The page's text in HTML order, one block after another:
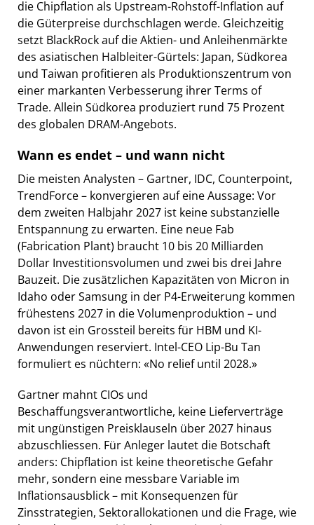
die Chipflation als Upstream-Rohstoff-Inflation auf
die Güterpreise durchschlagen werde. Gleichzeitig
setzt BlackRock auf die Aktien- und Anleihenmärkte
des asiatischen Halbleiter-Gürtels: Japan, Südkorea
und Taiwan profitieren als Produktionszentrum von
einer markanten Verbesserung ihrer Terms of
Trade. Allein Südkorea produziert rund 75 Prozent
des globalen DRAM-Angebots.
Wann es endet – und wann nicht
Die meisten Analysten – Gartner, IDC, Counterpoint,
TrendForce – konvergieren auf eine Aussage: Vor
dem zweiten Halbjahr 2027 ist keine substanzielle
Entspannung zu erwarten. Eine neue Fab
(Fabrication Plant) braucht 10 bis 20 Milliarden
Dollar Investitionsvolumen und zwei bis drei Jahre
Bauzeit. Die zusätzlichen Kapazitäten von Micron in
Idaho oder Samsung in der P4-Erweiterung kommen
frühestens 2027 in die Volumenproduktion – und
davon ist ein Grossteil bereits für HBM und KI-
Anwendungen reserviert. Intel-CEO Lip-Bu Tan
formuliert es nüchtern: «No relief until 2028.»
Gartner mahnt CIOs und
Beschaffungsverantwortliche, keine Lieferverträge
mit ungünstigen Preisklauseln über 2027 hinaus
abzuschliessen. Für Anleger lautet die Botschaft
anders: Chipflation ist keine theoretische Gefahr
mehr, sondern eine messbare Variable im
Inflationsausblick – mit Konsequenzen für
Zinsstrategien, Sektorallokationen und die Frage, wie